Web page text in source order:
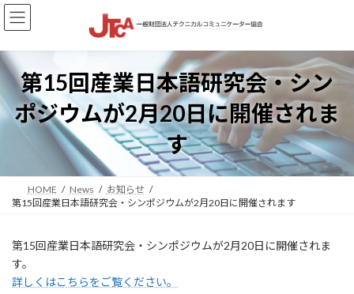
コ
ン
ン
ツ
ス
キ
ナ
ビ
ー
シ
ン
に
第15回産業日本語研究会・シン
ポジウムが2月20日に開催されま
す
HOME News
お知らせ
第15回産業日本語研究会・シンポジウムが2月20日に開催されます
第15回産業日本語研究会・シンポジウムが2月20日に開催されま
す。
詳しくはこちらをご覧ください。